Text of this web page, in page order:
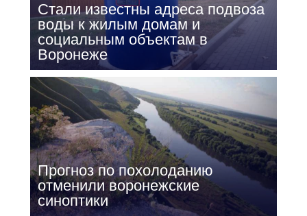
Стали известны адреса подвоза
воды к жилым домам и
социальным объектам в
Воронеже
Прогноз по похолоданию
отменили воронежские
синоптики